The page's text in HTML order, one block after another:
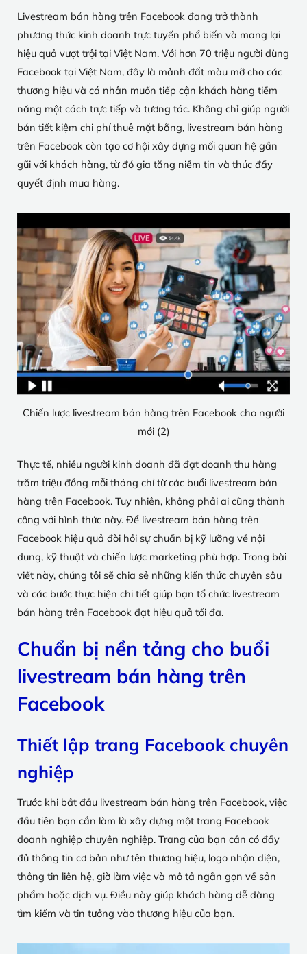
Livestream bán hàng trên Facebook đang trở thành
phương thức kinh doanh trực tuyến phổ biến và mang lại
hiệu quả vượt trội tại Việt Nam. Với hơn 70 triệu người dùng
Facebook tại Việt Nam, đây là mảnh đất màu mỡ cho các
thương hiệu và cá nhân muốn tiếp cận khách hàng tiềm
năng một cách trực tiếp và tương tác. Không chỉ giúp người
bán tiết kiệm chi phí thuê mặt bằng, livestream bán hàng
trên Facebook còn tạo cơ hội xây dựng mối quan hệ gần
gũi với khách hàng, từ đó gia tăng niềm tin và thúc đẩy
quyết định mua hàng.
Chiến lược livestream bán hàng trên Facebook cho người
mới (2)
Thực tế, nhiều người kinh doanh đã đạt doanh thu hàng
trăm triệu đồng mỗi tháng chỉ từ các buổi livestream bán
hàng trên Facebook. Tuy nhiên, không phải ai cũng thành
công với hình thức này. Để livestream bán hàng trên
Facebook hiệu quả đòi hỏi sự chuẩn bị kỹ lưỡng về nội
dung, kỹ thuật và chiến lược marketing phù hợp. Trong bài
viết này, chúng tôi sẽ chia sẻ những kiến thức chuyên sâu
và các bước thực hiện chi tiết giúp bạn tổ chức livestream
bán hàng trên Facebook đạt hiệu quả tối đa.
Chuẩn bị nền tảng cho buổi
livestream bán hàng trên
Facebook
Thiết lập trang Facebook chuyên
nghiệp
Trước khi bắt đầu livestream bán hàng trên Facebook, việc
đầu tiên bạn cần làm là xây dựng một trang Facebook
doanh nghiệp chuyên nghiệp. Trang của bạn cần có đầy
đủ thông tin cơ bản như tên thương hiệu, logo nhận diện,
thông tin liên hệ, giờ làm việc và mô tả ngắn gọn về sản
phẩm hoặc dịch vụ. Điều này giúp khách hàng dễ dàng
tìm kiếm và tin tưởng vào thương hiệu của bạn.